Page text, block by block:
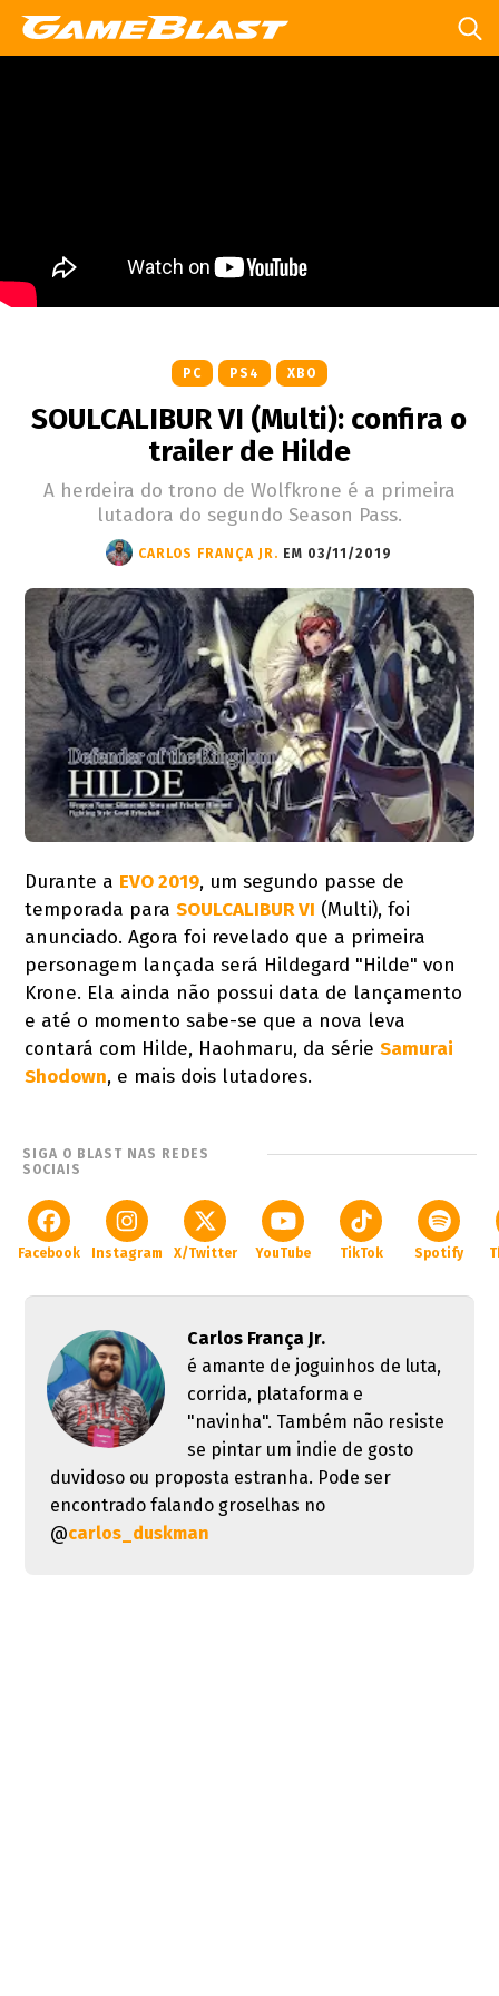
PC PS4 XBO
SOULCALIBUR VI (Multi): confira o
trailer de Hilde
A herdeira do trono de Wolfkrone é a primeira
lutadora do segundo Season Pass.
CARLOS FRANÇA JR. EM 03/11/2019
Durante a EVO 2019, um segundo passe de
temporada paraSOULCALIBUR VI (Multi), foi
anunciado. Agora foi revelado que a primeira
personagem lançada será Hildegard "Hilde" von
Krone. Ela ainda não possui data de lançamento
e até o momento sabe-se que a nova leva
contará com Hilde, Haohmaru, da sérieSamurai
Shodown, e mais dois lutadores.
SIGA O BLAST NAS REDES
SOCIAIS
Facebook Instagram X/Twitter YouTube TikTok Spotify
Carlos França Jr.
é amante de joguinhos de luta,
corrida, plataforma e
"navinha". Também não resiste
se pintar um indie de gosto
duvidoso ou proposta estranha. Pode ser
encontrado falando groselhas no
@carlos_duskman